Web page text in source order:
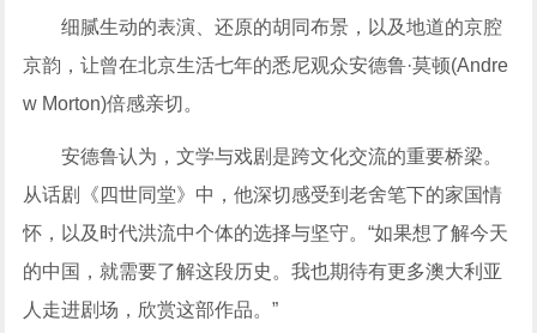
细腻生动的表演、还原的胡同布景，以及地道的京腔
京韵，让曾在北京生活七年的悉尼观众安德鲁·莫顿(Andre
w Morton)倍感亲切。
安德鲁认为，文学与戏剧是跨文化交流的重要桥梁。
从话剧《四世同堂》中，他深切感受到老舍笔下的家国情
怀，以及时代洪流中个体的选择与坚守。“如果想了解今天
的中国，就需要了解这段历史。我也期待有更多澳大利亚
人走进剧场，欣赏这部作品。”